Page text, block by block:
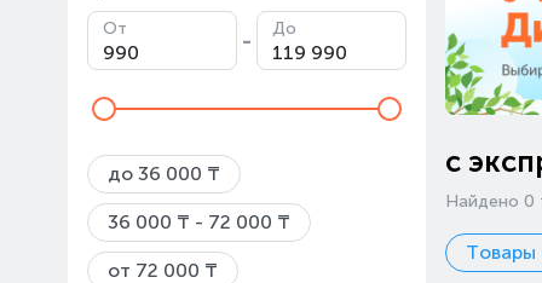
От - До
до 36 000 ₸
36 000 ₸ - 72 000 ₸
от 72 000 ₸
с
Найдено 0
Товары